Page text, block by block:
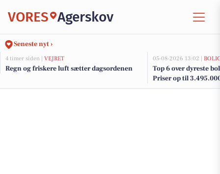
VORES Agerskov
Seneste nyt ›
4 timer siden | VEJRET
Regn og friskere luft sætter dagsordenen
05-08-2026 13:02 |
Top 6 over dyreste
Priser op til